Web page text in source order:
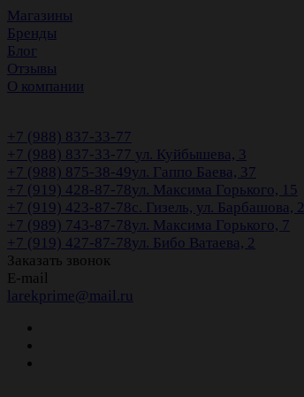
Магазины
Бренды
Блог
Отзывы
О компании
+7 (988) 837-33-77
+7 (988) 837-33-77 ул. Куйбышева, 3
+7 (988) 875-38-49ул. Гаппо Баева, 37
+7 (919) 428-87-78ул. Максима Горького, 15
+7 (919) 423-87-78с. Гизель, ул. Барбашова, 2
+7 (989) 743-87-78ул. Максима Горького, 7
+7 (919) 427-87-78ул. Бибо Ватаева, 2
Заказать звонок
E-mail
larekprime@mail.ru